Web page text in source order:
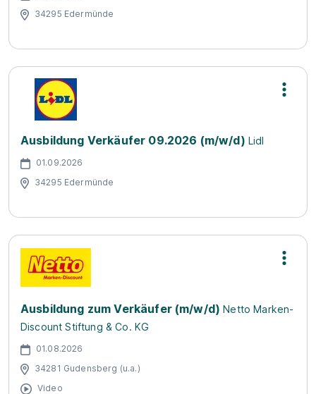
34295 Edermünde
Ausbildung Verkäufer 09.2026 (m/w/d) Lidl
01.09.2026
34295 Edermünde
Ausbildung zum Verkäufer (m/w/d) Netto Marken-
Discount Stiftung & Co. KG
01.08.2026
34281 Gudensberg (u.a.)
Video